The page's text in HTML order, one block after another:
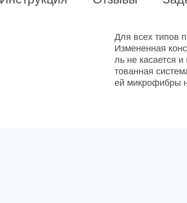
Для всех типов
Измененная
ль не касается
тованная
ей микрофибры